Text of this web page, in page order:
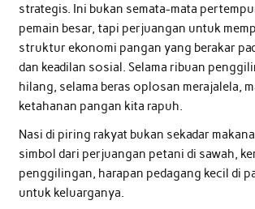
strategis. Ini bukan semata-mata
pemain besar, tapi perjuangan untuk
struktur ekonomi pangan yang berakar
dan keadilan sosial. Selama ribuan
hilang, selama beras oplosan merajalela,
ketahanan pangan kita rapuh.
Nasi di piring rakyat bukan sekadar
simbol dari perjuangan petani di sawah,
penggilingan, harapan pedagang kecil di
untuk keluarganya.